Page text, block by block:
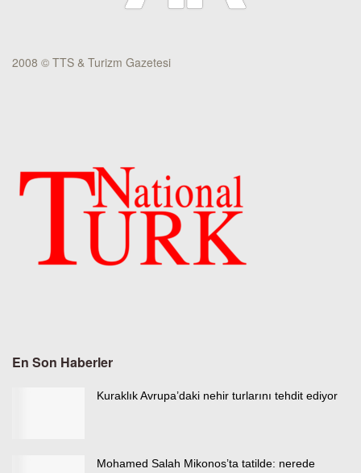
2008 © TTS & Turizm Gazetesi
En Son Haberler
Kuraklık Avrupa’daki nehir turlarını tehdit ediyor
Mohamed Salah Mikonos’ta tatilde: nerede